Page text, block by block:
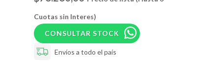
Cuotas sin Interes)
CONSULTAR STOCK
Envíos a todo el país